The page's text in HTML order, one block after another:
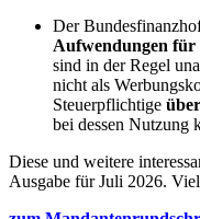
Der
Aufwendungen für
sind in der Regel
nicht als
Steuerpflichtige
bei dessen Nutzung
Diese und weitere
Ausgabe für Juli 2026.